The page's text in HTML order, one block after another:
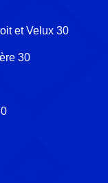
et Velux 30
30